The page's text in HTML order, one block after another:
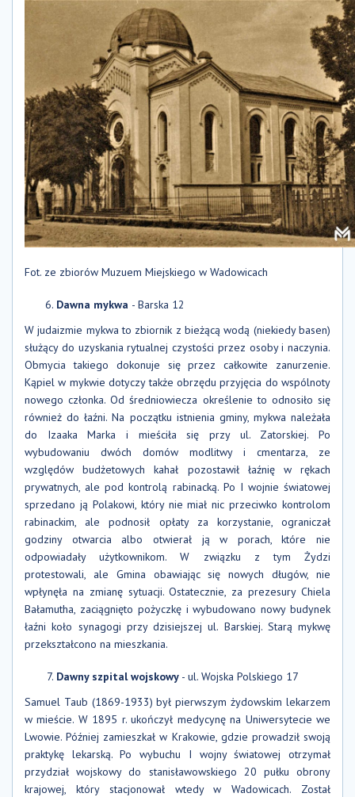
Fot. ze zbiorów Muzuem Miejskiego w Wadowicach
Dawna mykwa - Barska 12
W judaizmie mykwa to zbiornik z bieżącą wodą (niekiedy basen)
służący do uzyskania rytualnej czystości przez osoby i naczynia.
Obmycia takiego dokonuje się przez całkowite zanurzenie.
Kąpiel w mykwie dotyczy także obrzędu przyjęcia do wspólnoty
nowego członka. Od średniowiecza określenie to odnosiło się
również do łaźni. Na początku istnienia gminy, mykwa należała
do Izaaka Marka i mieściła się przy ul. Zatorskiej. Po
wybudowaniu dwóch domów modlitwy i cmentarza, ze
względów budżetowych kahał pozostawił łaźnię w rękach
prywatnych, ale pod kontrolą rabinacką. Po I wojnie światowej
sprzedano ją Polakowi, który nie miał nic przeciwko kontrolom
rabinackim, ale podnosił opłaty za korzystanie, ograniczał
godziny otwarcia albo otwierał ją w porach, które nie
odpowiadały użytkownikom. W związku z tym Żydzi
protestowali, ale Gmina obawiając się nowych długów, nie
wpłynęła na zmianę sytuacji. Ostatecznie, za prezesury Chiela
Bałamutha, zaciągnięto pożyczkę i wybudowano nowy budynek
łaźni koło synagogi przy dzisiejszej ul. Barskiej. Starą mykwę
przekształcono na mieszkania.
Dawny szpital wojskowy - ul. Wojska Polskiego 17
Samuel Taub (1869-1933) był pierwszym żydowskim lekarzem
w mieście. W 1895 r. ukończył medycynę na Uniwersytecie we
Lwowie. Później zamieszkał w Krakowie, gdzie prowadził swoją
praktykę lekarską. Po wybuchu I wojny światowej otrzymał
przydział wojskowy do stanisławowskiego 20 pułku obrony
krajowej, który stacjonował wtedy w Wadowicach. Został